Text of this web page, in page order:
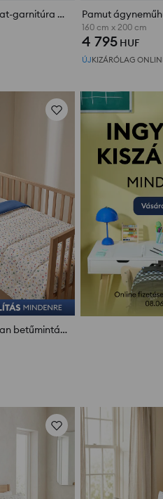
Pamut ágyneműhuzat-garnitúra növényi mintával
160 cm x 200 cm
4 795 HUF
ÚJKIZÁRÓLAG
Szett: párna és paplan betűmintával